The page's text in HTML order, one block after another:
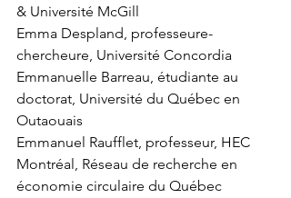
& Université McGill
Emma Despland, professeure-
chercheure, Université Concordia
Emmanuelle Barreau, étudiante au
doctorat, Université du Québec en
Outaouais
Emmanuel Raufflet, professeur, HEC
Montréal, Réseau de recherche en
économie circulaire du Québec